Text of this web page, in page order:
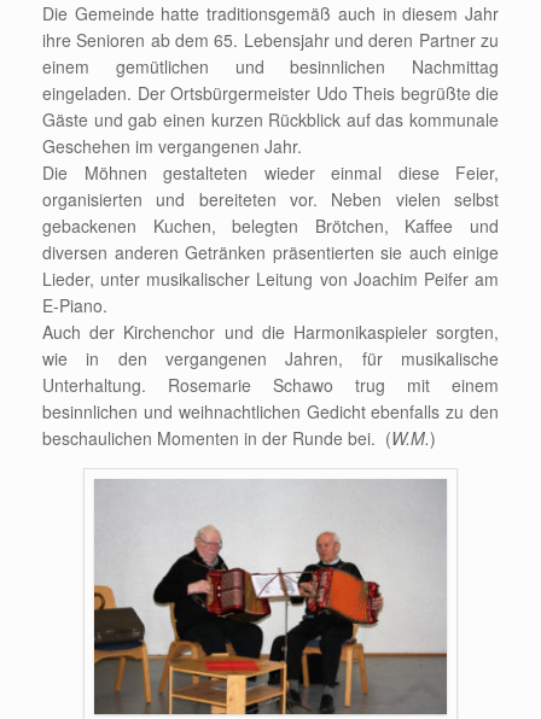
Die Gemeinde hatte traditionsgemäß auch in diesem Jahr
ihre Senioren ab dem 65. Lebensjahr und deren Partner zu
einem gemütlichen und besinnlichen Nachmittag
eingeladen. Der Ortsbürgermeister Udo Theis begrüßte die
Gäste und gab einen kurzen Rückblick auf das kommunale
Geschehen im vergangenen Jahr.
Die Möhnen gestalteten wieder einmal diese Feier,
organisierten und bereiteten vor. Neben vielen selbst
gebackenen Kuchen, belegten Brötchen, Kaffee und
diversen anderen Getränken präsentierten sie auch einige
Lieder, unter musikalischer Leitung von Joachim Peifer am
E-Piano.
Auch der Kirchenchor und die Harmonikaspieler sorgten,
wie in den vergangenen Jahren, für musikalische
Unterhaltung. Rosemarie Schawo trug mit einem
besinnlichen und weihnachtlichen Gedicht ebenfalls zu den
beschaulichen Momenten in der Runde bei. (W.M.)